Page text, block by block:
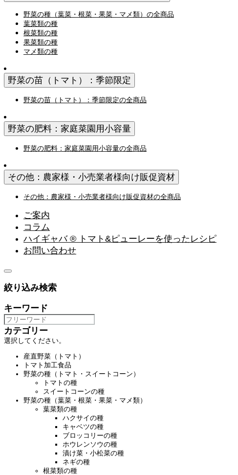
野菜の種（葉菜・根菜・果菜・マメ類）の全商品
葉菜類の種
根菜類の種
果菜類の種
マメ類の種
野菜の苗（トマト）：季節限定
野菜の苗（トマト）：季節限定の全商品
野菜の肥料：家庭菜園用小容量
野菜の肥料：家庭菜園用小容量の全商品
その他：農家様・小売業者様向け販促資材
その他：農家様・小売業者様向け販促資材の全商品
ご案内
コラム
ハイギャバ ® トマト&ピューレーを使ったレシピ
お問い合わせ
絞り込み検索
キーワード
カテゴリー
選択してください。
産直野菜（トマト）
トマト加工食品
野菜の種（トマト・スイートコーン）
トマトの種
スイートコーンの種
野菜の種（葉菜・根菜・果菜・マメ類）
葉菜類の種
ハクサイの種
キャベツの種
ブロッコリーの種
ホウレンソウの種
漬け菜・小松菜の種
ネギの種
根菜類の種